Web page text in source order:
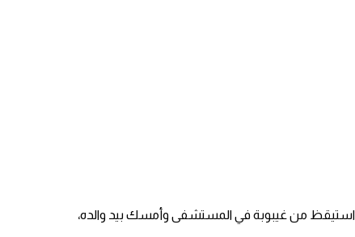
واستيقظ من غيبوبة في المستشفى وأمسك بيد والده،